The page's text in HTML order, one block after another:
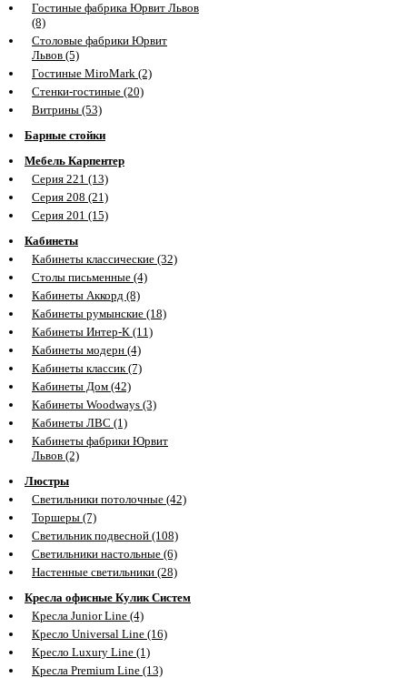
Гостиные фабрика Юрвит Львов
(8)
Столовые фабрики Юрвит
Львов (5)
Гостиные MiroMark (2)
Стенки-гостиные (20)
Витрины (53)
Барные стойки
Мебель Карпентер
Серия 221 (13)
Серия 208 (21)
Серия 201 (15)
Кабинеты
Кабинеты классические (32)
Столы письменные (4)
Кабинеты Аккорд (8)
Кабинеты румынские (18)
Кабинеты Интер-К (11)
Кабинеты модерн (4)
Кабинеты классик (7)
Кабинеты Дом (42)
Кабинеты Woodways (3)
Кабинеты ЛВС (1)
Кабинеты фабрики Юрвит
Львов (2)
Люстры
Светильники потолочные (42)
Торшеры (7)
Светильник подвесной (108)
Светильники настольные (6)
Настенные светильники (28)
Кресла офисные Кулик Систем
Кресла Junior Line (4)
Кресло Universal Line (16)
Кресло Luxury Line (1)
Кресла Premium Line (13)